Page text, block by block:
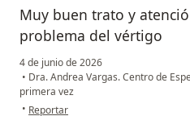
Muy buen trato y
problema del vértigo
4 de junio de 2026
• Dra. Andrea Vargas. Centro de
primera vez
• en opinión del usuario Xochiquetzal
Reportar